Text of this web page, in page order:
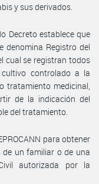
y sus derivados.
Decreto establece que
denomina Registro del
cual se registran todos
controlado a la
tratamiento medicinal,
de la indicación del
del tratamiento.
para obtener
un familiar o de una
autorizada por la